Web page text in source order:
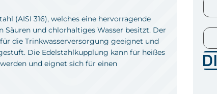
(AISI 316), welches eine hervorragende
und chlorhaltiges Wasser besitzt. Der
die Trinkwasserversorgung geeignet und
Die Edelstahlkupplung kann für heißes
und eignet sich für einen